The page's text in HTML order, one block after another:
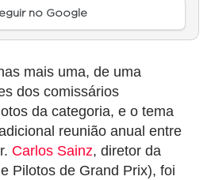
no Google
mais uma, de uma
dos comissários
da categoria, e o tema
reunião anual entre
Carlos Sainz, diretor da
Pilotos de Grand Prix), foi